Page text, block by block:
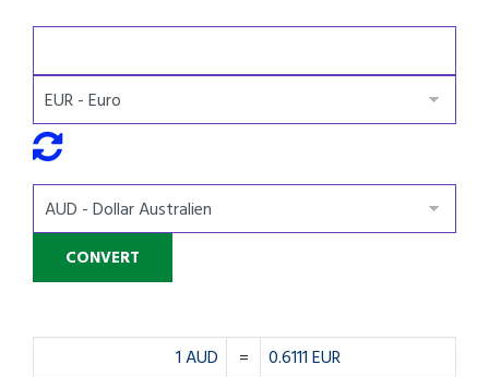
1 AUD =
0.6111 EUR